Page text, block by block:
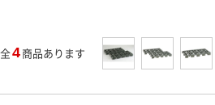
4 商品あります